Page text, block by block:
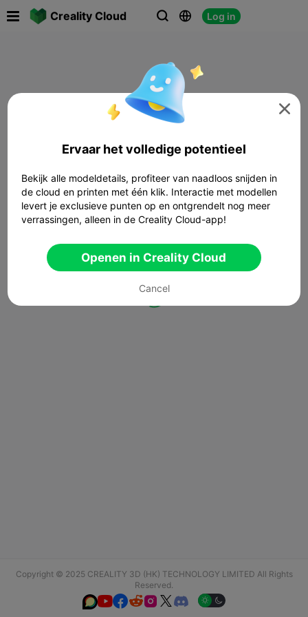
Creality Cloud   Log in
Copyright © 2025 CREALITY 3D (HK) TECHNOLOGY LIMITED All Rights
Reserved.
  

Ervaar het volledige potentieel
Bekijk alle modeldetails, profiteer van naadloos snijden in
de cloud en printen met één klik. Interactie met modellen
levert je exclusieve punten op en ontgrendelt nog meer
verrassingen, alleen in de Creality Cloud-app!
Openen in Creality Cloud
Cancel